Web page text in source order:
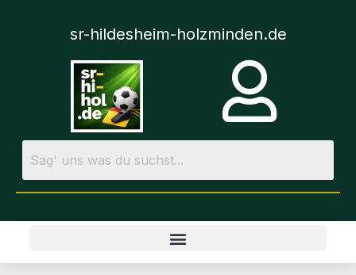
sr-hildesheim-holzminden.de